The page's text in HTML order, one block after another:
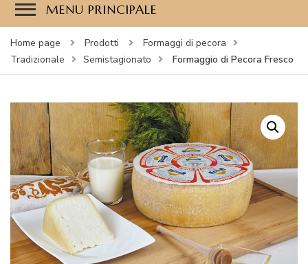
MENU PRINCIPALE
Home page Prodotti
Formaggi di pecora
Tradizionale
Semistagionato Formaggio di Pecora Fresco